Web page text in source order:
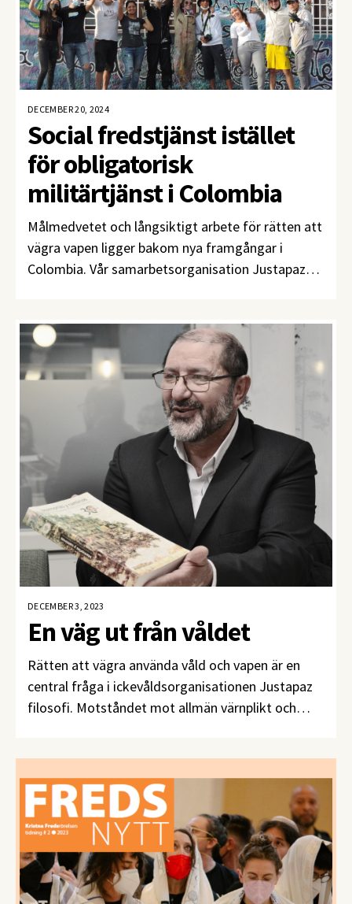
DECEMBER 20, 2024
Social fredstjänst istället
för obligatorisk
militärtjänst i Colombia
Målmedvetet och långsiktigt arbete för rätten att
vägra vapen ligger bakom nya framgångar i
Colombia. Vår samarbetsorganisation Justapaz
DECEMBER 3, 2023
En väg ut från våldet
Rätten att vägra använda våld och vapen är en
central fråga i ickevåldsorganisationen Justapaz
filosofi. Motståndet mot allmän värnplikt och
unga.